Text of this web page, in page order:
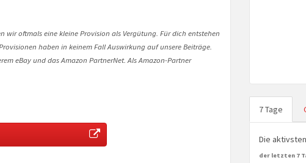
wir oftmals eine kleine Provision als Vergütung. Für dich entstehen
haben in keinem Fall Auswirkung auf unsere Beiträge.
eBay und das Amazon PartnerNet. Als Amazon-Partner
7 Tage
Die
der letzten 7